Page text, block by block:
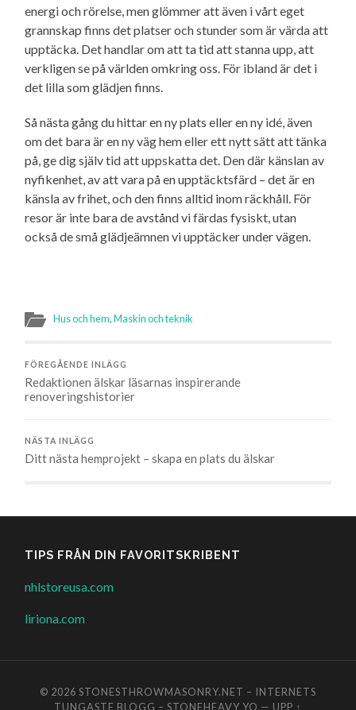
energi och rörelse, men glömmer att även i vårt eget
grannskap finns det platser och stunder som är värda att
upptäcka. Det handlar om att ta tid att stanna upp, att
verkligen se på världen omkring oss. För ibland är det i
det lilla som glädjen finns.
Så nästa gång du hittar en ny plats eller en ny idé, även
om det bara är en ny väg hem eller ett nytt sätt att tänka
på, ge dig själv tid att uppskatta det. Den där känslan av
nyfikenhet, av att vara på en upptäcktsfärd – det är en
känsla av frihet, och den finns alltid inom räckhåll. För
resor är inte bara de avstånd vi färdas fysiskt, utan
också de små glädjeämnen vi upptäcker under vägen.
Hus och hem,Maskin och teknik
FÖREGÅENDE INLÄGG
Redaktionen älskar läsarnas inspirerande
renoveringshistorier
NÄSTA INLÄGG
Ditt nästa hemprojekt – skapa en plats du älskar
TIPS FRÅN DIN FAVORITSKRIBENT
nhlstoreusa.com
liriona.com
© 2026 STONESTHROWMASONRY.NET – INTERNETS
TUNGASTE BLOGG – STONEHEAVY YO — UPP ↑